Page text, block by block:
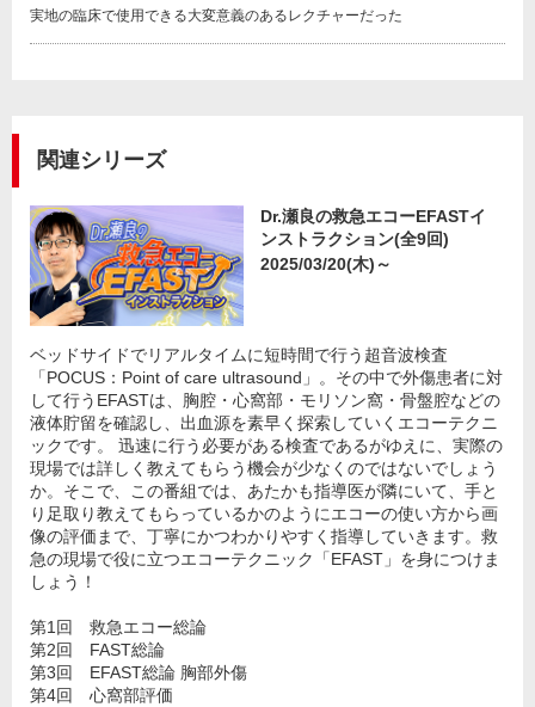
実地の臨床で使用できる大変意義のあるレクチャーだった
関連シリーズ
Dr.瀬良の救急エコーEFASTイ
ンストラクション(全9回)
2025/03/20(木)～
ベッドサイドでリアルタイムに短時間で行う超音波検査
「POCUS：Point of care ultrasound」。その中で外傷患者に対
して行うEFASTは、胸腔・心窩部・モリソン窩・骨盤腔などの
液体貯留を確認し、出血源を素早く探索していくエコーテクニ
ックです。 迅速に行う必要がある検査であるがゆえに、実際の
現場では詳しく教えてもらう機会が少なくのではないでしょう
か。そこで、この番組では、あたかも指導医が隣にいて、手と
り足取り教えてもらっているかのようにエコーの使い方から画
像の評価まで、丁寧にかつわかりやすく指導していきます。救
急の現場で役に立つエコーテクニック「EFAST」を身につけま
しょう！
第1回 救急エコー総論
第2回 FAST総論
第3回 EFAST総論 胸部外傷
第4回 心窩部評価